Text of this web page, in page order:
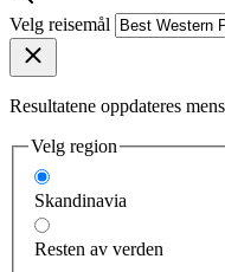
Velg reisemål
Resultatene oppdateres
Velg region
Skandinavia
Resten av verden